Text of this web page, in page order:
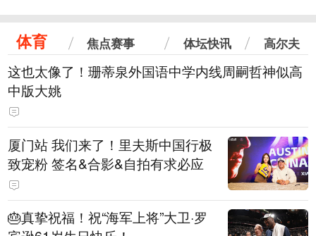
体育 焦点赛事 体坛快讯 高尔夫
这也太像了！珊蒂泉外国语中学内线周嗣哲神似高
中版大姚
厦门站 我们来了！里夫斯中国行极
致宠粉 签名&合影&自拍有求必应
🎂真挚祝福！祝“海军上将”大卫·罗